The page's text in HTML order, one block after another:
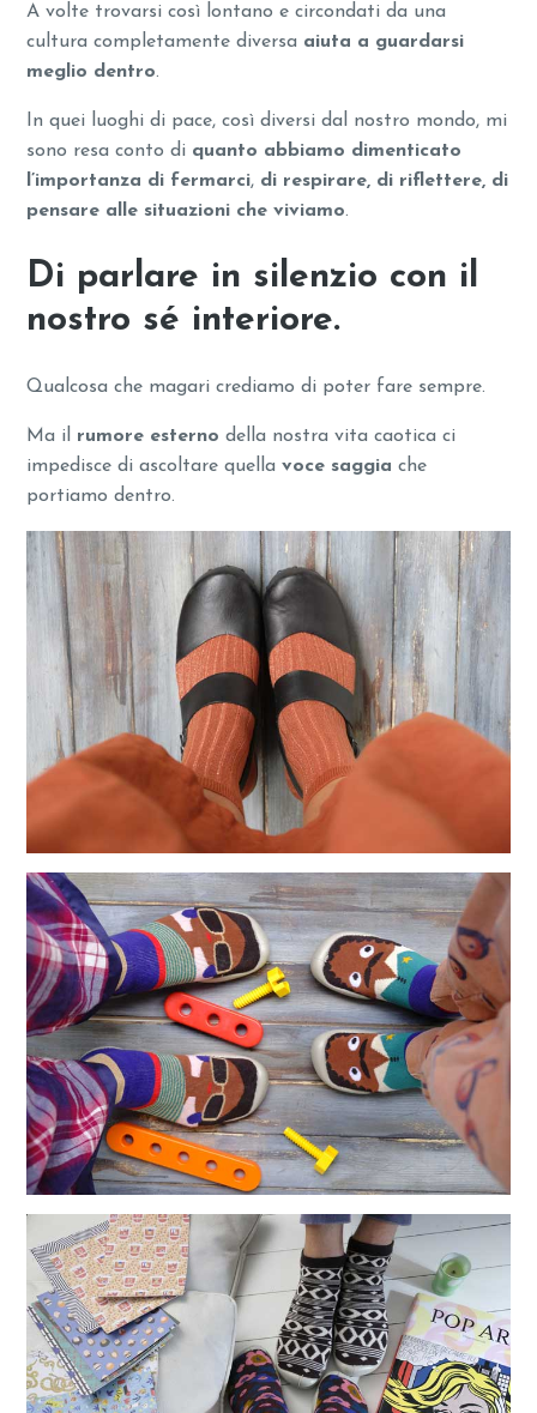
A volte trovarsi così lontano e circondati da una
cultura completamente diversa aiuta a guardarsi
meglio dentro.
In quei luoghi di pace, così diversi dal nostro mondo, mi
sono resa conto di quanto abbiamo dimenticato
l’importanza di fermarci, di respirare, di riflettere, di
pensare alle situazioni che viviamo.
Di parlare in silenzio con il
nostro sé interiore.
Qualcosa che magari crediamo di poter fare sempre.
Ma il rumore esterno della nostra vita caotica ci
impedisce di ascoltare quellavoce saggia che
portiamo dentro.